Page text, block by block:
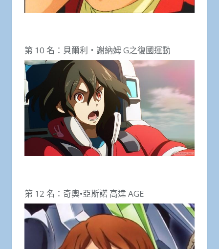
第 10 名：貝爾利・謝納姆 G之復國運動
第 12 名：奇奧•亞斯諾 高達 AGE